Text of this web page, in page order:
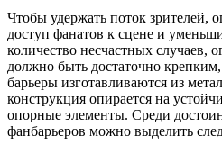
Чтобы удержать поток зрителей,
доступ фанатов к сцене и
количество несчастных случаев,
должно быть достаточно
барьеры изготавливаются из
конструкция опирается на
опорные элементы. Среди
фанбарьеров можно выделить